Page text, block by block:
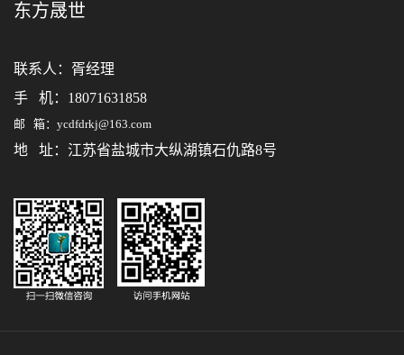
东方晟世
联系人： 胥经理
手 机：18071631858
邮 箱：ycdfdrkj@163.com
地 址：江苏省盐城市大纵湖镇石仇路8号